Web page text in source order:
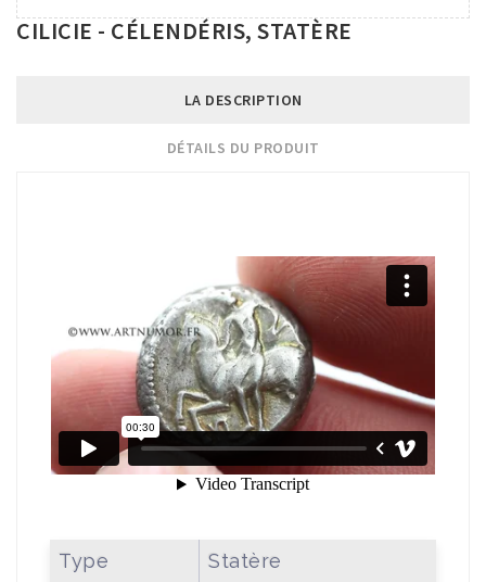
CILICIE - CÉLENDÉRIS, STATÈRE
LA DESCRIPTION
DÉTAILS DU PRODUIT
Type
Statère